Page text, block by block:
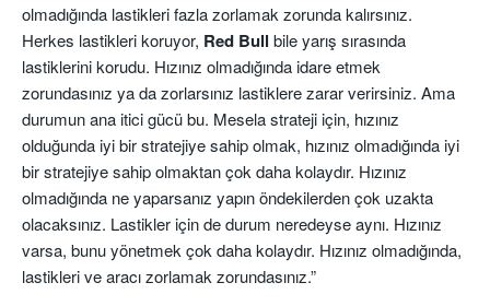
olmadığında lastikleri fazla zorlamak zorunda kalırsınız.
Herkes lastikleri koruyor, Red Bull bile yarış sırasında
lastiklerini korudu. Hızınız olmadığında idare etmek
zorundasınız ya da zorlarsınız lastiklere zarar verirsiniz. Ama
durumun ana itici gücü bu. Mesela strateji için, hızınız
olduğunda iyi bir stratejiye sahip olmak, hızınız olmadığında iyi
bir stratejiye sahip olmaktan çok daha kolaydır. Hızınız
olmadığında ne yaparsanız yapın öndekilerden çok uzakta
olacaksınız. Lastikler için de durum neredeyse aynı. Hızınız
varsa, bunu yönetmek çok daha kolaydır. Hızınız olmadığında,
lastikleri ve aracı zorlamak zorundasınız.”